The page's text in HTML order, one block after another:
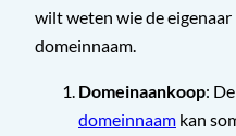
wilt weten wie de eigenaar
domeinnaam.
Domeinaankoop:
domeinnaam kan